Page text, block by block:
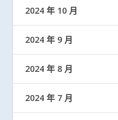
2024 年 10 月
2024 年 9 月
2024 年 8 月
2024 年 7 月